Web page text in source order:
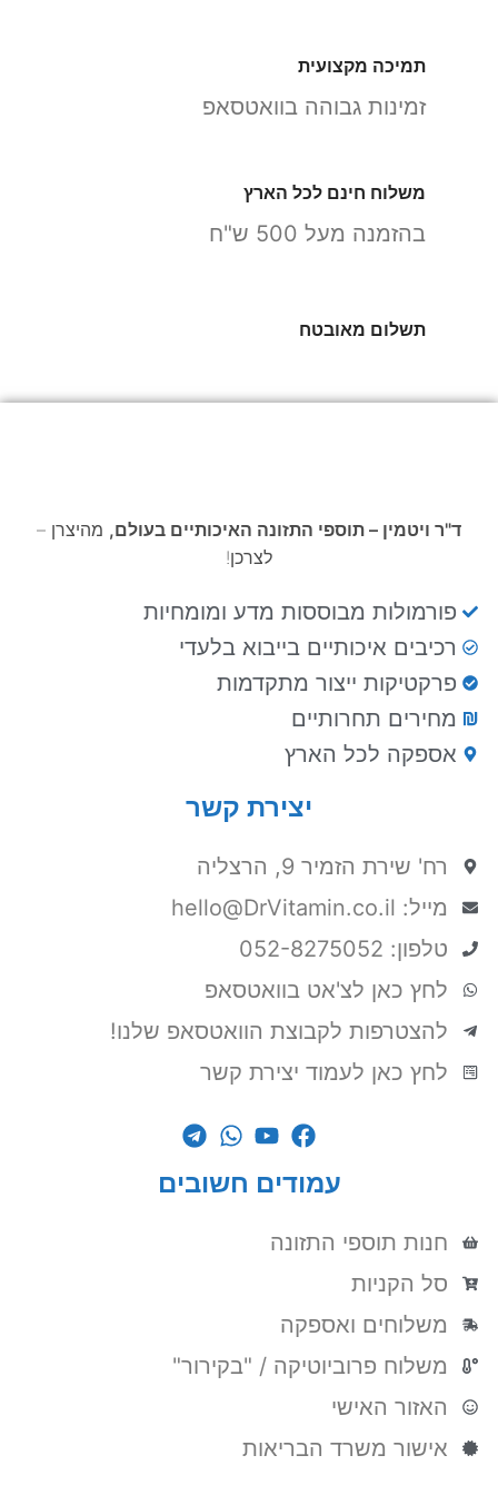
תמיכה מקצועית
זמינות גבוהה בוואטסאפ
משלוח חינם לכל הארץ
בהזמנה מעל 500 ש"ח
תשלום מאובטח
ד"ר ויטמין – תוספי התזונה האיכותיים בעולם, מהיצרן –
לצרכן!
פורמולות מבוססות מדע ומומחיות
רכיבים איכותיים בייבוא בלעדי
פרקטיקות ייצור מתקדמות
מחירים תחרותיים
אספקה לכל הארץ
יצירת קשר
רח' שירת הזמיר 9, הרצליה
מייל: hello@DrVitamin.co.il
טלפון: 052-8275052
לחץ כאן לצ'אט בוואטסאפ
להצטרפות לקבוצת הוואטסאפ שלנו!
לחץ כאן לעמוד יצירת קשר
עמודים חשובים
חנות תוספי התזונה
סל הקניות
משלוחים ואספקה
משלוח פרוביוטיקה / "בקירור"
האזור האישי
אישור משרד הבריאות